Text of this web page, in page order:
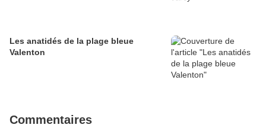
Les anatidés de la plage bleue
Valenton
Commentaires